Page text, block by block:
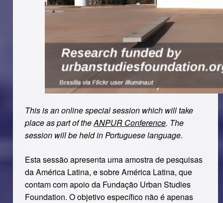
This is an online special session which will take
place as part of theANPUR Conference. The
session will be held in Portuguese language.
Esta sessão apresenta uma amostra de pesquisas
da América Latina, e sobre América Latina, que
contam com apoio da Fundação Urban Studies
Foundation. O objetivo específico não é apenas